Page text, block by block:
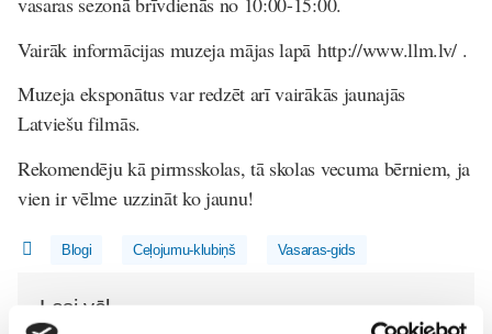
Vairāk informācijas muzeja mājas lapā http://www.llm.lv/ .
Muzeja eksponātus var redzēt arī vairākās jaunajās
Latviešu filmās.
Rekomendēju kā pirmsskolas, tā skolas vecuma bērniem, ja
vien ir vēlme uzzināt ko jaunu!
Blogi Ceļojumu-klubiņš Vasaras-gids
Lasi vēl